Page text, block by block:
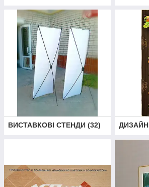
ВИСТАВКОВІ СТЕНДИ (32) ДИЗАЙН